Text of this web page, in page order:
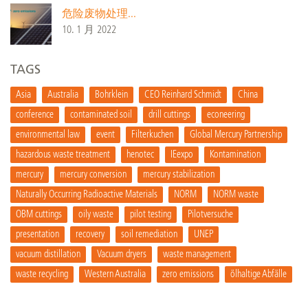
危险废物处理...
10. 1 月 2022
TAGS
Asia Australia Bohrklein CEO Reinhard Schmidt
China
conference
contaminated soil drill cuttings
econeering
environmental law
event Filterkuchen
Global Mercury Partnership
hazardous waste treatment
henotec IEexpo
Kontamination
mercury
mercury conversion
mercury stabilization
Naturally Occurring Radioactive Materials
NORM
NORM waste
OBM cuttings
oily waste pilot testing
Pilotversuche
presentation
recovery soil remediation
UNEP
vacuum distillation
Vacuum dryers
waste management
waste recycling
Western Australia zero emissions ölhaltige Abfälle